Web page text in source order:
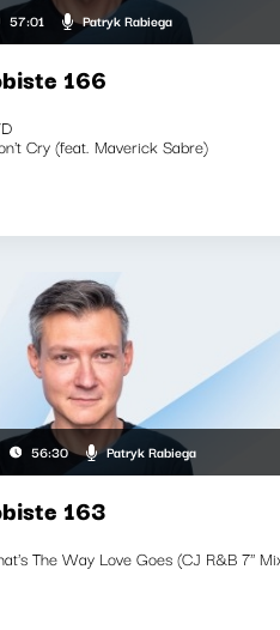
57:01 Patryk Rabiega
166
Cry (feat. Maverick Sabre)
56:30 Patryk Rabiega
163
The Way Love Goes (CJ R&B 7''